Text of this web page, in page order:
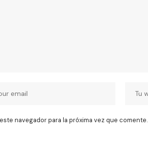
navegador para la próxima vez que comente.